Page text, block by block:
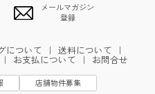
メールマガジン
登録
について ｜ 送料について ｜
｜ お支払について ｜ お問合せ
店舗物件募集